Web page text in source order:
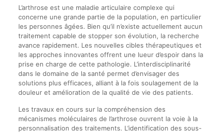
L’arthrose est une maladie articulaire complexe qui
concerne une grande partie de la population, en particulier
les personnes âgées. Bien qu’il n’existe actuellement aucun
traitement capable de stopper son évolution, la recherche
avance rapidement. Les nouvelles cibles thérapeutiques et
les approches innovantes offrent une lueur d’espoir dans la
prise en charge de cette pathologie. L’interdisciplinarité
dans le domaine de la santé permet d’envisager des
solutions plus efficaces, alliant à la fois soulagement de la
douleur et amélioration de la qualité de vie des patients.
Les travaux en cours sur la compréhension des
mécanismes moléculaires de l’arthrose ouvrent la voie à la
personnalisation des traitements. L’identification des sous-